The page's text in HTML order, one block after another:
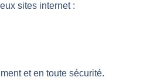
sites internet :
et en toute sécurité.